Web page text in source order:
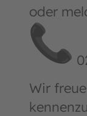
oder
Wir